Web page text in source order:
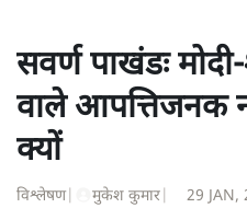
सवर्ण पाखंडः
वाले आपत्तिजनक
क्यों
विश्लेषण| मुकेश कुमार 29 JAN,